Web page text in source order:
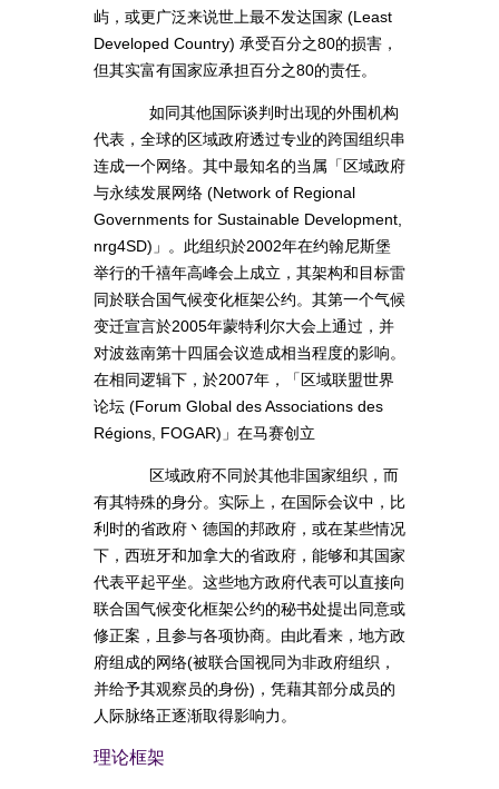
屿，或更广泛来说世上最不发达国家 (Least
Developed Country) 承受百分之80的损害，
但其实富有国家应承担百分之80的责任。
如同其他国际谈判时出现的外围机构
代表，全球的区域政府透过专业的跨国组织串
连成一个网络。其中最知名的当属「区域政府
与永续发展网络 (Network of Regional
Governments for Sustainable Development,
nrg4SD)」。此组织於2002年在约翰尼斯堡
举行的千禧年高峰会上成立，其架构和目标雷
同於联合国气候变化框架公约。其第一个气候
变迁宣言於2005年蒙特利尔大会上通过，并
对波兹南第十四届会议造成相当程度的影响。
在相同逻辑下，於2007年，「区域联盟世界
论坛 (Forum Global des Associations des
Régions, FOGAR)」在马赛创立
区域政府不同於其他非国家组织，而
有其特殊的身分。实际上，在国际会议中，比
利时的省政府丶德国的邦政府，或在某些情况
下，西班牙和加拿大的省政府，能够和其国家
代表平起平坐。这些地方政府代表可以直接向
联合国气候变化框架公约的秘书处提出同意或
修正案，且参与各项协商。由此看来，地方政
府组成的网络(被联合国视同为非政府组织，
并给予其观察员的身份)，凭藉其部分成员的
人际脉络正逐渐取得影响力。
理论框架